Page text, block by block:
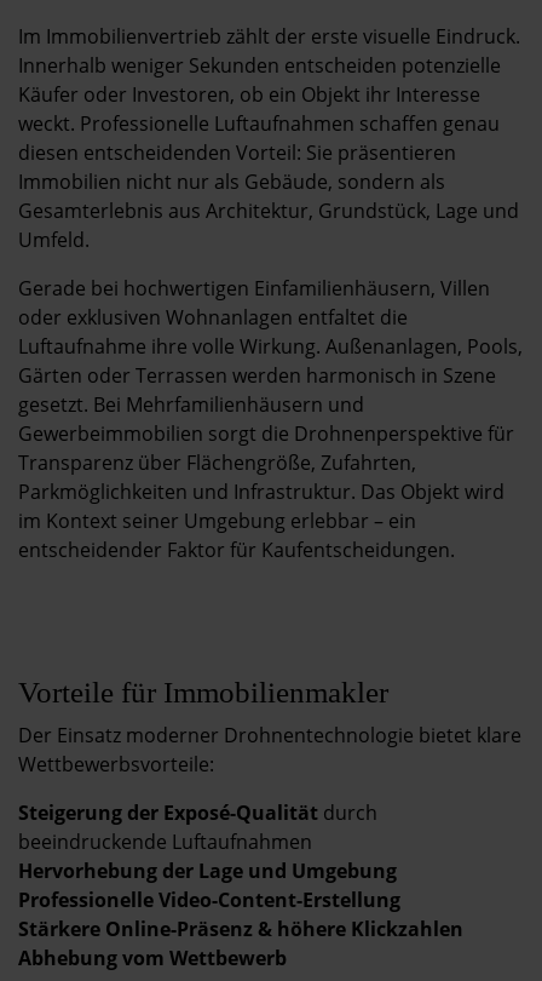
Im Immobilienvertrieb zählt der erste visuelle Eindruck.
Innerhalb weniger Sekunden entscheiden potenzielle
Käufer oder Investoren, ob ein Objekt ihr Interesse
weckt. Professionelle Luftaufnahmen schaffen genau
diesen entscheidenden Vorteil: Sie präsentieren
Immobilien nicht nur als Gebäude, sondern als
Gesamterlebnis aus Architektur, Grundstück, Lage und
Umfeld.
Gerade bei hochwertigen Einfamilienhäusern, Villen
oder exklusiven Wohnanlagen entfaltet die
Luftaufnahme ihre volle Wirkung. Außenanlagen, Pools,
Gärten oder Terrassen werden harmonisch in Szene
gesetzt. Bei Mehrfamilienhäusern und
Gewerbeimmobilien sorgt die Drohnenperspektive für
Transparenz über Flächengröße, Zufahrten,
Parkmöglichkeiten und Infrastruktur. Das Objekt wird
im Kontext seiner Umgebung erlebbar – ein
entscheidender Faktor für Kaufentscheidungen.
Vorteile für Immobilienmakler
Der Einsatz moderner Drohnentechnologie bietet klare
Wettbewerbsvorteile:
Steigerung der Exposé-Qualität durch
beeindruckende Luftaufnahmen
Hervorhebung der Lage und Umgebung
Professionelle Video-Content-Erstellung
Stärkere Online-Präsenz & höhere Klickzahlen
Abhebung vom Wettbewerb